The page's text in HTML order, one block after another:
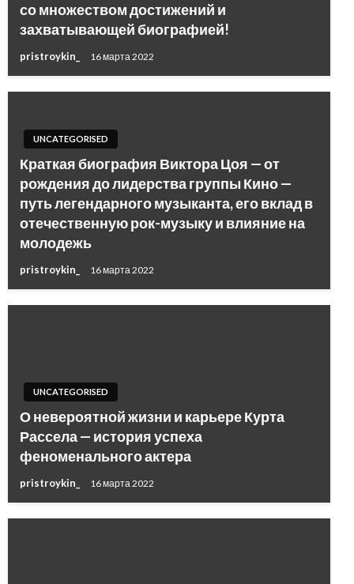
со множеством достижений и
захватывающей биографией!
pristroykin_ 16 марта 2022
UNCATEGORISED
Краткая биография Виктора Цоя — от
рождения до лидерства группы Кино —
путь легендарного музыканта, его вклад в
отечественную рок-музыку и влияние на
молодежь
pristroykin_ 16 марта 2022
UNCATEGORISED
О невероятной жизни и карьере Курта
Рассела — история успеха
феноменального актера
pristroykin_ 16 марта 2022